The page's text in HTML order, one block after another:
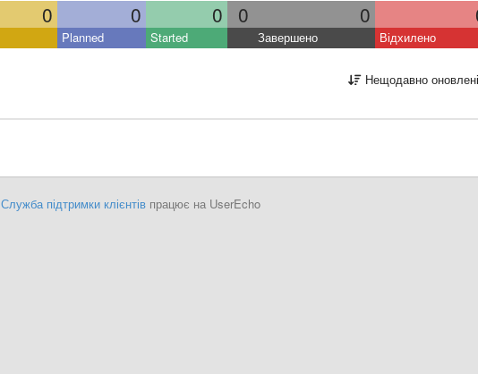
0 0 0 0 0
Planned Started Завершено Відхилено
Нещодавно оновлені
Служба підтримки клієнтівпрацює на UserEcho